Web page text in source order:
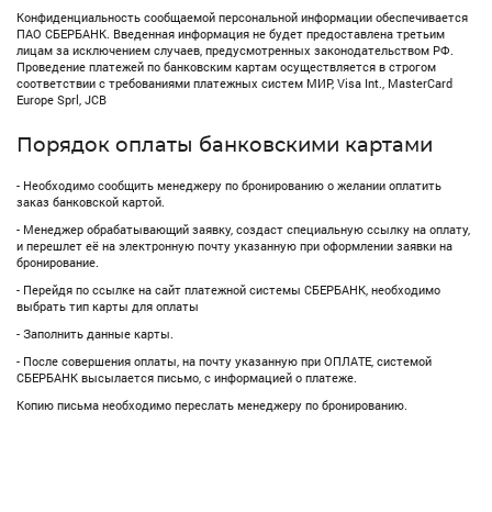
Конфиденциальность сообщаемой персональной информации обеспечивается
ПАО СБЕРБАНК. Введенная информация не будет предоставлена третьим
лицам за исключением случаев, предусмотренных законодательством РФ.
Проведение платежей по банковским картам осуществляется в строгом
соответствии с требованиями платежных систем МИР, Visa Int., MasterCard
Europe Sprl, JCB
Порядок оплаты банковскими картами
- Необходимо сообщить менеджеру по бронированию о желании оплатить
заказ банковской картой.
- Менеджер обрабатывающий заявку, создаст специальную ссылку на оплату,
и перешлет её на электронную почту указанную при оформлении заявки на
бронирование.
- Перейдя по ссылке на сайт платежной системы СБЕРБАНК, необходимо
выбрать тип карты для оплаты
- Заполнить данные карты.
- После совершения оплаты, на почту указанную при ОПЛАТЕ, системой
СБЕРБАНК высылается письмо, с информацией о платеже.
Копию письма необходимо переслать менеджеру по бронированию.